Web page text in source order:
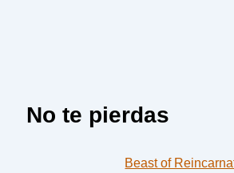
No te pierdas
Beast of